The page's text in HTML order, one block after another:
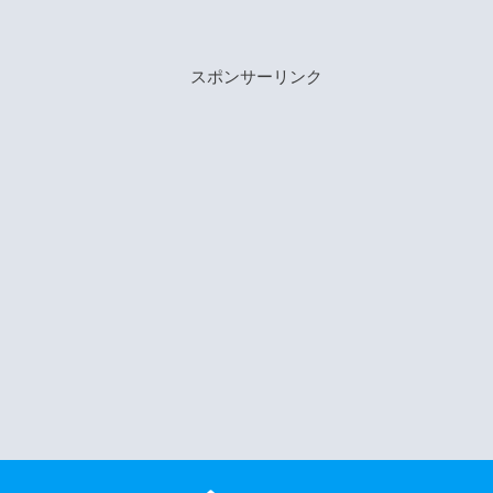
スポンサーリンク